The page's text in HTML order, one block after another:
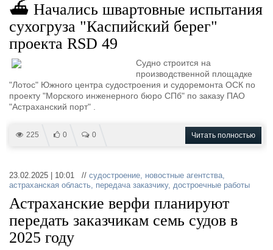
⛴ Начались швартовные испытания
сухогруза "Каспийский берег"
проекта RSD 49
Судно строится на
производственной площадке
"Лотос" Южного центра судостроения и судоремонта ОСК по
проекту "Морского инженерного бюро СПб" по заказу ПАО
"Астраханский порт" .
225 0 0 Читать полностью
23.02.2025 | 10:01 // судостроение, новостные агентства,
астраханская область, передача заказчику, достроечные работы
Астраханские верфи планируют
передать заказчикам семь судов в
2025 году